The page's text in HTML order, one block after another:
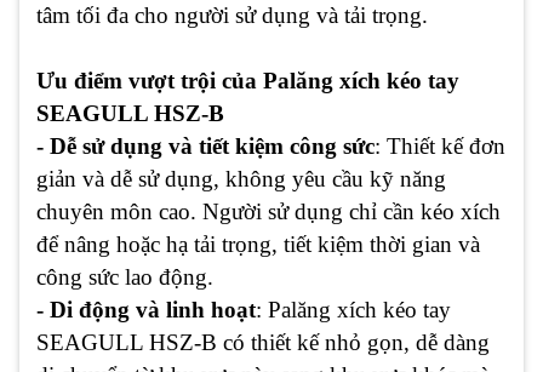
tâm tối đa cho người sử dụng và tải trọng.
Ưu điểm vượt trội của Palăng xích kéo tay
SEAGULL HSZ-B
- Dễ sử dụng và tiết kiệm công sức: Thiết kế đơn
giản và dễ sử dụng, không yêu cầu kỹ năng
chuyên môn cao. Người sử dụng chỉ cần kéo xích
để nâng hoặc hạ tải trọng, tiết kiệm thời gian và
công sức lao động.
- Di động và linh hoạt: Palăng xích kéo tay
SEAGULL HSZ-B có thiết kế nhỏ gọn, dễ dàng